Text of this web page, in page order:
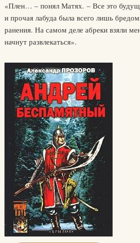
«Плен… – понял Матях. – Все это
и прочая лабуда была всего лишь
ранения. На самом деле абреки взяли
начнут развлекаться».